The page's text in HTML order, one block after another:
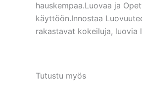
hauskempaa.Luovaa ja
käyttöön.Innostaa
rakastavat kokeiluja, luovia
Tutustu myös